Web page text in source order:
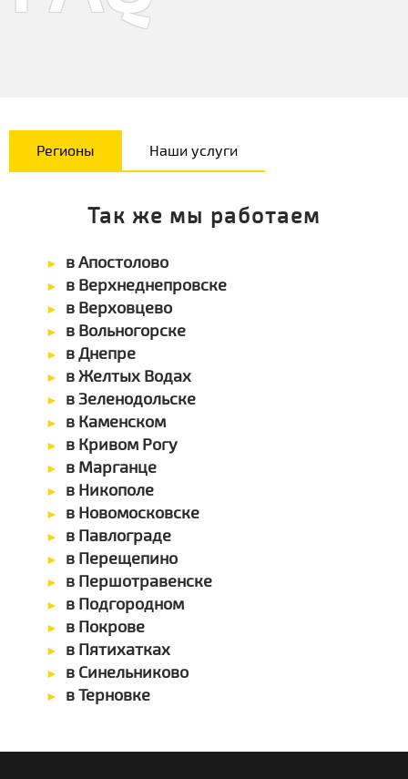
Регионы Наши услуги
Так же мы работаем
в Апостолово
в Верхнеднепровске
в Верховцево
в Вольногорске
в Днепре
в Желтых Водах
в Зеленодольске
в Каменском
в Кривом Рогу
в Марганце
в Никополе
в Новомосковске
в Павлограде
в Перещепино
в Першотравенске
в Подгородном
в Покрове
в Пятихатках
в Синельниково
в Терновке